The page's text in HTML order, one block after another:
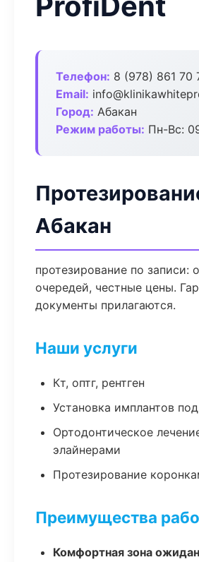
Телефон: 8 (978) 861 70
Email:
Город: Абакан
Режим работы: Пн-Вс:
Абакан
протезирование по записи:
очередей, честные цены.
документы прилагаются.
Наши услуги
Кт, оптг, рентген
Установка имплантов
Ортодонтическое
элайнерами
Протезирование
Преимущества
Комфортная зона